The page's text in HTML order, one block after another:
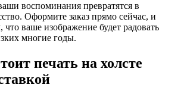
воспоминания превратятся в
Оформите заказ прямо сейчас, и
ваше изображение будет радовать
многие годы.
печать на холсте